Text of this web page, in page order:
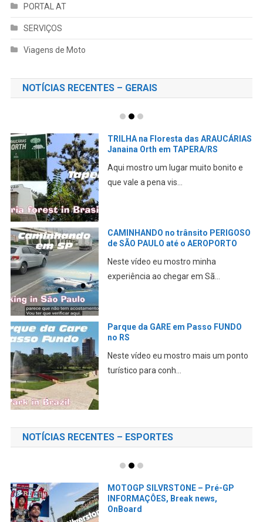
PORTAL AT
SERVIÇOS
Viagens de Moto
NOTÍCIAS RECENTES – GERAIS
TRILHA na Floresta das ARAUCÁRIAS
Janaina Orth em TAPERA/RS
Aqui mostro um lugar muito bonito e
que vale a pena vis...
CAMINHANDO no trânsito PERIGOSO
de SÃO PAULO até o AEROPORTO
Neste vídeo eu mostro minha
experiência ao chegar em Sã...
Parque da GARE em Passo FUNDO
no RS
Neste vídeo eu mostro mais um ponto
turístico para conh...
NOTÍCIAS RECENTES – ESPORTES
MOTOGP SILVRSTONE – Pré-GP
INFORMAÇÔES, Break news,
OnBoard